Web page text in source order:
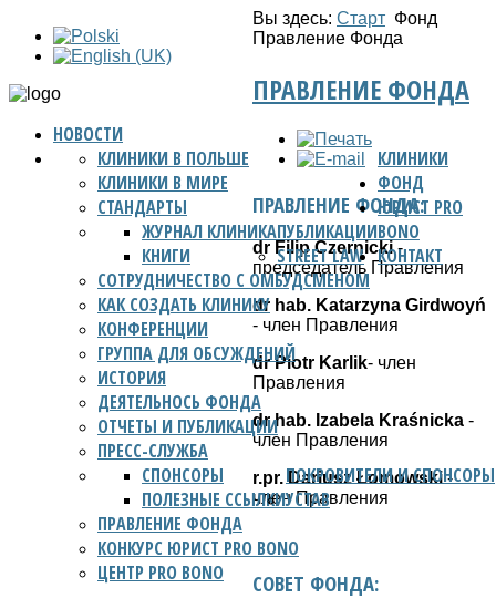
НОВОСТИ
КЛИНИКИ
КЛИНИКИ В ПОЛЬШЕ
КЛИНИКИ В МИРЕ
СТАНДАРТЫ
ПУБЛИКАЦИИ
ЖУРНАЛ КЛИНИКА
КНИГИ
STREET LAW
СОТРУДНИЧЕСТВО С ОМБУДСМЕНОМ
КАК СОЗДАТЬ КЛИНИКУ
КОНФЕРЕНЦИИ
ГРУППА ДЛЯ ОБСУЖДЕНИЙ
ФОНД
ИСТОРИЯ
ДЕЯТЕЛЬНОСЬ ФОНДА
ОТЧЕТЫ И ПУБЛИКАЦИИ
ПРЕСС-СЛУЖБА
ПОКРОВИТЕЛИ И СПОНСОРЫ
CПОНСОРЫ
ПОЛЕЗНЫЕ ССЫЛКИУСТАВ
ПРАВЛЕНИЕ ФОНДА
ЮРИСТ PRO
BONO
КОНКУРС ЮРИСТ PRO BONO
ЦЕНТР PRO BONO
КОНТАКТ
Вы здесь: Старт Фонд
Правление Фонда
ПРАВЛЕНИЕ ФОНДА
ПРАВЛЕНИЕ ФОНДА:
dr Filip Czernicki-
председатель Правления
dr hab. Katarzyna Girdwoyń
- член Правления
dr Piotr Karlik- член
Правления
dr hab. Izabela Kraśnicka -
член Правления
r.pr. Dariusz Łomowski-
член Правления
СОВЕТ ФОНДА: